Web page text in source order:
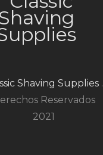
Shaving Supplies.
Reservados
2021